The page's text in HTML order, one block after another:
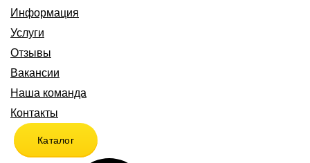
Информация
Услуги
Отзывы
Вакансии
Наша команда
Контакты
Каталог